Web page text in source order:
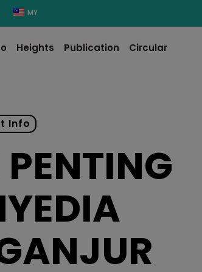
MY
Heights Publication Circular
Info